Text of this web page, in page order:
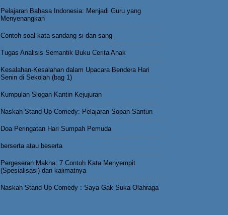
Pelajaran Bahasa Indonesia: Menjadi Guru yang
Menyenangkan
Contoh soal kata sandang si dan sang
Tugas Analisis Semantik Buku Cerita Anak
Kesalahan-Kesalahan dalam Upacara Bendera Hari
Senin di Sekolah (bag 1)
Kumpulan Slogan Kantin Kejujuran
Naskah Stand Up Comedy: Pelajaran Sopan Santun
Doa Peringatan Hari Sumpah Pemuda
berserta atau beserta
Pergeseran Makna: 7 Contoh Kata Menyempit
(Spesialisasi) dan kalimatnya
Naskah Stand Up Comedy : Saya Gak Suka Olahraga